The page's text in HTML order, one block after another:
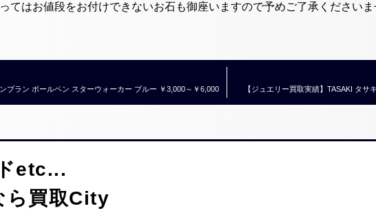
てはお値段をお付けできないお石も御座いますので予めご了承くださいま
ブラン ボールペン スターウォーカー ブルー ￥3,000～￥6,000 【ジュエリー買取実績】TASAKI タ
etc...
ら買取City